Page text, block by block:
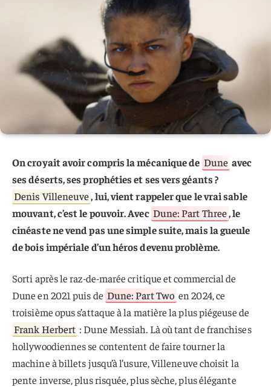
On croyait avoir compris la mécanique de Dune avec
ses déserts, ses prophéties et ses vers géants ?
Denis Villeneuve, lui, vient rappeler que le vrai sable
mouvant, c’est le pouvoir. Avec Dune: Part Three, le
cinéaste ne vend pas une simple suite, mais la gueule
de bois impériale d’un héros devenu problème.
Sorti après le raz-de-marée critique et commercial de
Dune en 2021 puis de Dune: Part Two en 2024, ce
troisième opus s’attaque à la matière la plus piégeuse de
Frank Herbert : Dune Messiah. Là où tant de franchises
hollywoodiennes se contentent de faire tourner la
machine à billets jusqu’à l’usure, Villeneuve choisit la
pente inverse, plus risquée, plus sèche, plus élégante